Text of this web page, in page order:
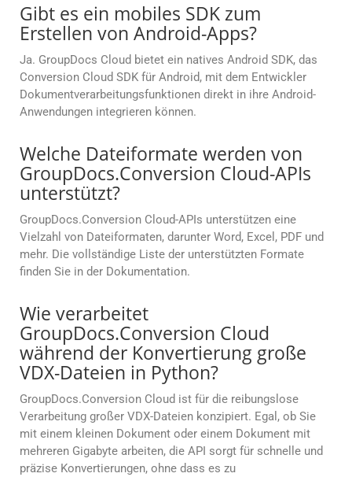
Gibt es ein mobiles SDK zum
Erstellen von Android-Apps?
Ja. GroupDocs Cloud bietet ein natives Android SDK, das
Conversion Cloud SDK für Android, mit dem Entwickler
Dokumentverarbeitungsfunktionen direkt in ihre Android-
Anwendungen integrieren können.
Welche Dateiformate werden von
GroupDocs.Conversion Cloud-APIs
unterstützt?
GroupDocs.Conversion Cloud-APIs unterstützen eine
Vielzahl von Dateiformaten, darunter Word, Excel, PDF und
mehr. Die vollständige Liste der unterstützten Formate
finden Sie in der Dokumentation.
Wie verarbeitet
GroupDocs.Conversion Cloud
während der Konvertierung große
VDX-Dateien in Python?
GroupDocs.Conversion Cloud ist für die reibungslose
Verarbeitung großer VDX-Dateien konzipiert. Egal, ob Sie
mit einem kleinen Dokument oder einem Dokument mit
mehreren Gigabyte arbeiten, die API sorgt für schnelle und
präzise Konvertierungen, ohne dass es zu